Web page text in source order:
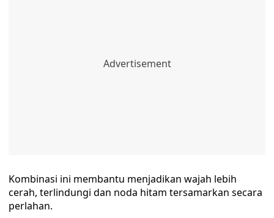
Kombinasi ini membantu menjadikan wajah lebih
cerah, terlindungi dan noda hitam tersamarkan secara
perlahan.